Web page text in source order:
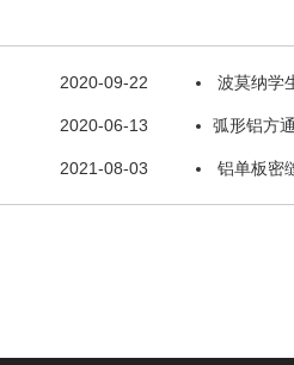
2020-09-22 波莫纳学
2020-06-13 弧形铝方
2021-08-03 铝单板密